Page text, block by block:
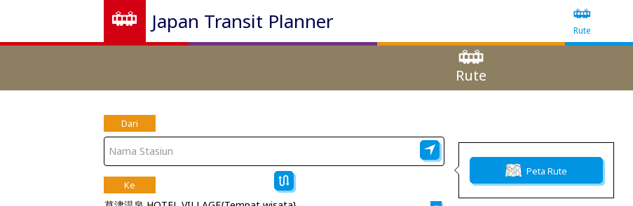
Japan Transit Planner Rute
Rute
Dari
Ke
Peta Rute